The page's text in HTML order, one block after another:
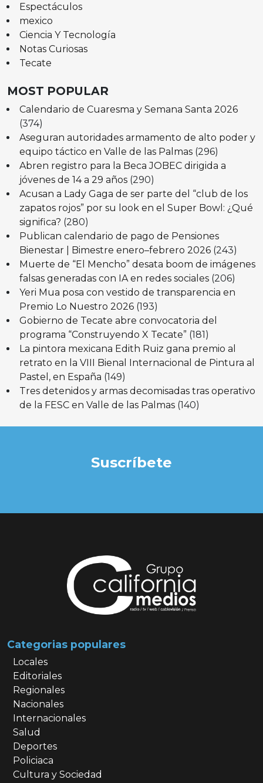
Espectáculos
mexico
Ciencia Y Tecnología
Notas Curiosas
Tecate
MOST POPULAR
Calendario de Cuaresma y Semana Santa 2026
(374)
Aseguran autoridades armamento de alto poder y
equipo táctico en Valle de las Palmas (296)
Abren registro para la Beca JOBEC dirigida a
jóvenes de 14 a 29 años (290)
Acusan a Lady Gaga de ser parte del “club de los
zapatos rojos” por su look en el Super Bowl: ¿Qué
significa? (280)
Publican calendario de pago de Pensiones
Bienestar | Bimestre enero–febrero 2026 (243)
Muerte de “El Mencho” desata boom de imágenes
falsas generadas con IA en redes sociales (206)
Yeri Mua posa con vestido de transparencia en
Premio Lo Nuestro 2026 (193)
Gobierno de Tecate abre convocatoria del
programa “Construyendo X Tecate” (181)
La pintora mexicana Edith Ruiz gana premio al
retrato en la VIII Bienal Internacional de Pintura al
Pastel, en España (149)
Tres detenidos y armas decomisadas tras operativo
de la FESC en Valle de las Palmas (140)
Suscríbete
Categorias populares
Locales
Editoriales
Regionales
Nacionales
Internacionales
Salud
Deportes
Policiaca
Cultura y Sociedad